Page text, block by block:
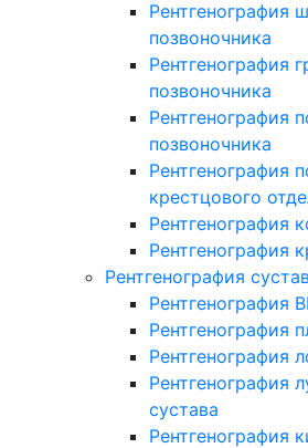
Рентгенография
позвоночника
Рентгенография
позвоночника
Рентгенография
позвоночника
Рентгенография
крестцового
Рентгенография
Рентгенография
Рентгенография
Рентгенография
Рентгенография
Рентгенография
Рентгенография
сустава
Рентгенография